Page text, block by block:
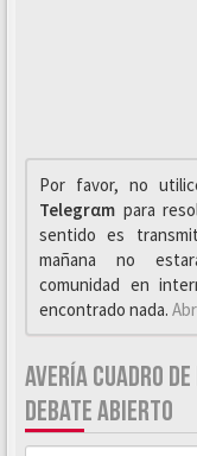
Por favor, no
Telegrαm para
sentido es
mañana no
comunidad en
encontrado nada.
AVERÍA CUADRO
DEBATE ABIERTO